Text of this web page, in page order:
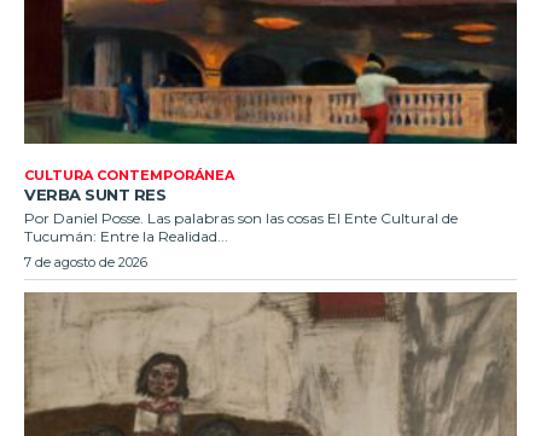
CULTURA CONTEMPORÁNEA
VERBA SUNT RES
Por Daniel Posse. Las palabras son las cosas El Ente Cultural de
Tucumán: Entre la Realidad...
7 de agosto de 2026